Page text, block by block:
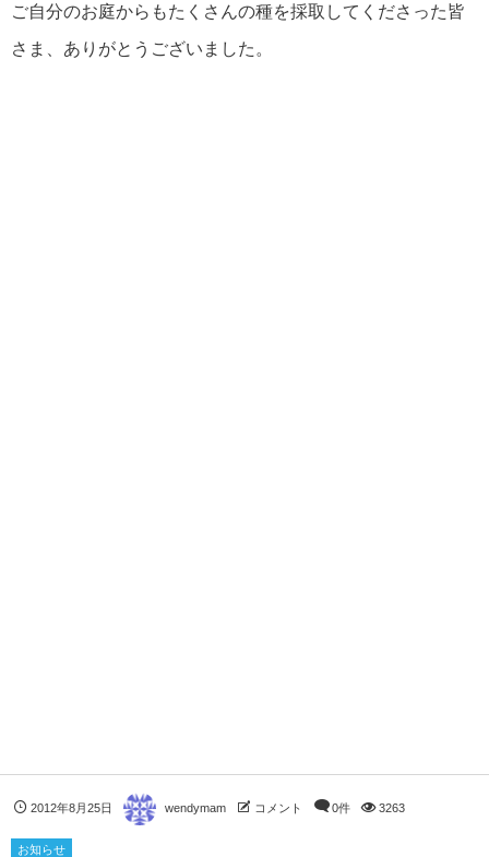
ご自分のお庭からもたくさんの種を採取してくださった皆
さま、ありがとうございました。
2012年8月25日 wendymam コメント 0件 3263
お知らせ